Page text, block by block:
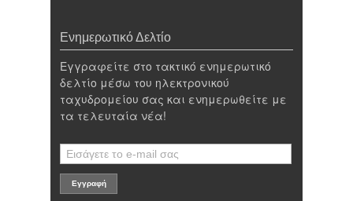
Ενημερωτικό Δελτίο
Εγγραφείτε στο τακτικό ενημερωτικό
δελτίο μέσω του ηλεκτρονικού
ταχυδρομείου σας και ενημερωθείτε με
τα τελευταία νέα!